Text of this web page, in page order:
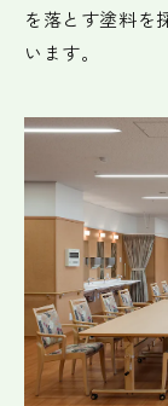
を落とす塗料を
います。